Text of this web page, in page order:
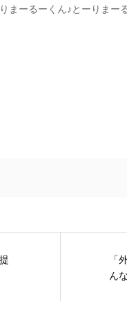
まーるーくん♪とーりまー
「
ん